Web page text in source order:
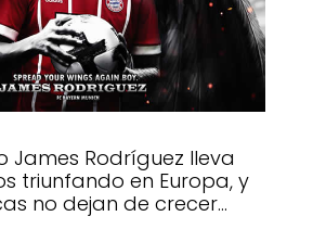
James Rodríguez lleva
triunfando en Europa, y
no dejan de crecer…